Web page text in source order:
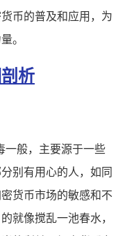
币的普及和应用，为
。
析
一般，主要源于一些
别有用心的人，如同
货币市场的敏感和不
就像搅乱一池春水，